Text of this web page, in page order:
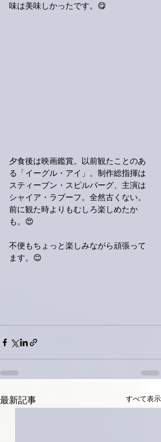
味は美味しかったです。😋
夕食後は映画鑑賞。以前観たことのあ
る「イーグル・アイ」。制作総指揮は
スティーブン・スピルバーグ、主演は
シャイア・ラブーフ。全然古くない。
前に観た時よりもむしろ楽しめたか
も。😍
不便もちょっと楽しみながら頑張って
ます。😊
最新記事 すべて表示